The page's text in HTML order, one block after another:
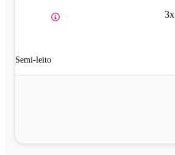
Semi-leito